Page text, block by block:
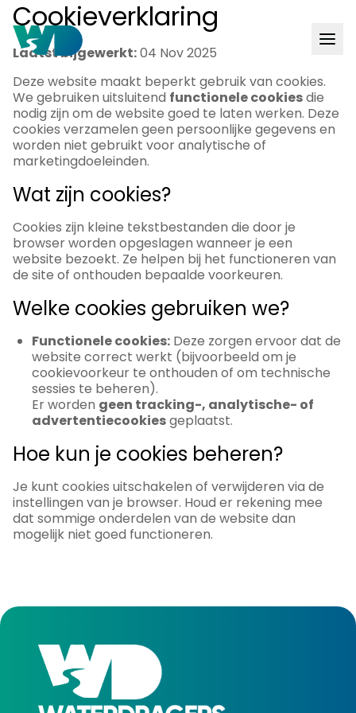
Artikelen
Projecten
Diensten
Over
waterdragers
Cookieverklaring
Laatst bijgewerkt:04 Nov 2025
Deze website maakt beperkt gebruik van cookies.
We gebruiken uitsluitend functionele cookiesdie
nodig zijn om de website goed te laten werken. Deze
cookies verzamelen geen persoonlijke gegevens en
worden niet gebruikt voor analytische of
marketingdoeleinden.
Wat zijn cookies?
Cookies zijn kleine tekstbestanden die door je
browser worden opgeslagen wanneer je een
website bezoekt. Ze helpen bij het functioneren van
de site of onthouden bepaalde voorkeuren.
Welke cookies gebruiken we?
Functionele cookies: Deze zorgen ervoor dat de
website correct werkt (bijvoorbeeld om je
cookievoorkeur te onthouden of om technische
sessies te beheren).
Er worden geen tracking-, analytische- of
advertentiecookiesgeplaatst.
Hoe kun je cookies beheren?
Je kunt cookies uitschakelen of verwijderen via de
instellingen van je browser. Houd er rekening mee
dat sommige onderdelen van de website dan
mogelijk niet goed functioneren.